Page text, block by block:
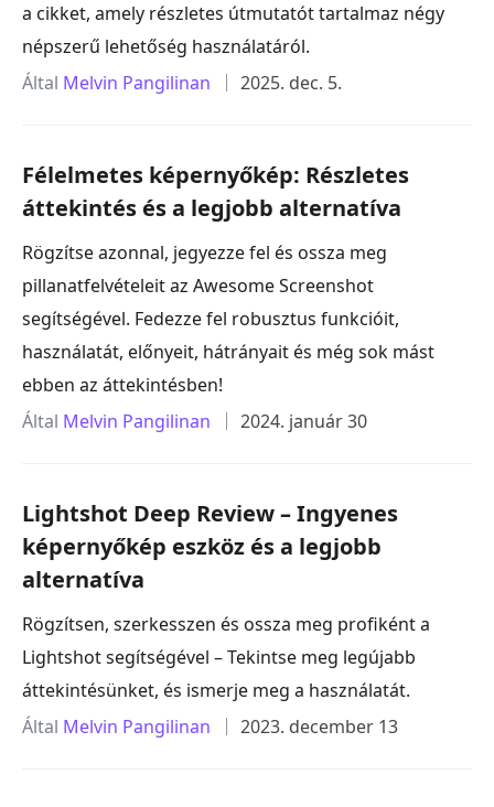
a cikket, amely részletes útmutatót tartalmaz négy
népszerű lehetőség használatáról.
Által Melvin Pangilinan 2025. dec. 5.
Félelmetes képernyőkép: Részletes
áttekintés és a legjobb alternatíva
Rögzítse azonnal, jegyezze fel és ossza meg
pillanatfelvételeit az Awesome Screenshot
segítségével. Fedezze fel robusztus funkcióit,
használatát, előnyeit, hátrányait és még sok mást
ebben az áttekintésben!
Által Melvin Pangilinan 2024. január 30
Lightshot Deep Review – Ingyenes
képernyőkép eszköz és a legjobb
alternatíva
Rögzítsen, szerkesszen és ossza meg profiként a
Lightshot segítségével – Tekintse meg legújabb
áttekintésünket, és ismerje meg a használatát.
Által Melvin Pangilinan 2023. december 13